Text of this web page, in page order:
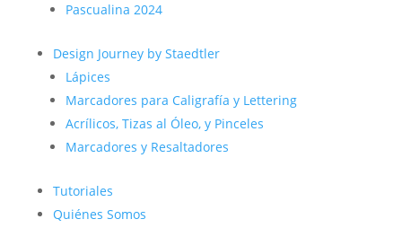
Pascualina 2024
Design Journey by Staedtler
Lápices
Marcadores para Caligrafía y Lettering
Acrílicos, Tizas al Óleo, y Pinceles
Marcadores y Resaltadores
Tutoriales
Quiénes Somos